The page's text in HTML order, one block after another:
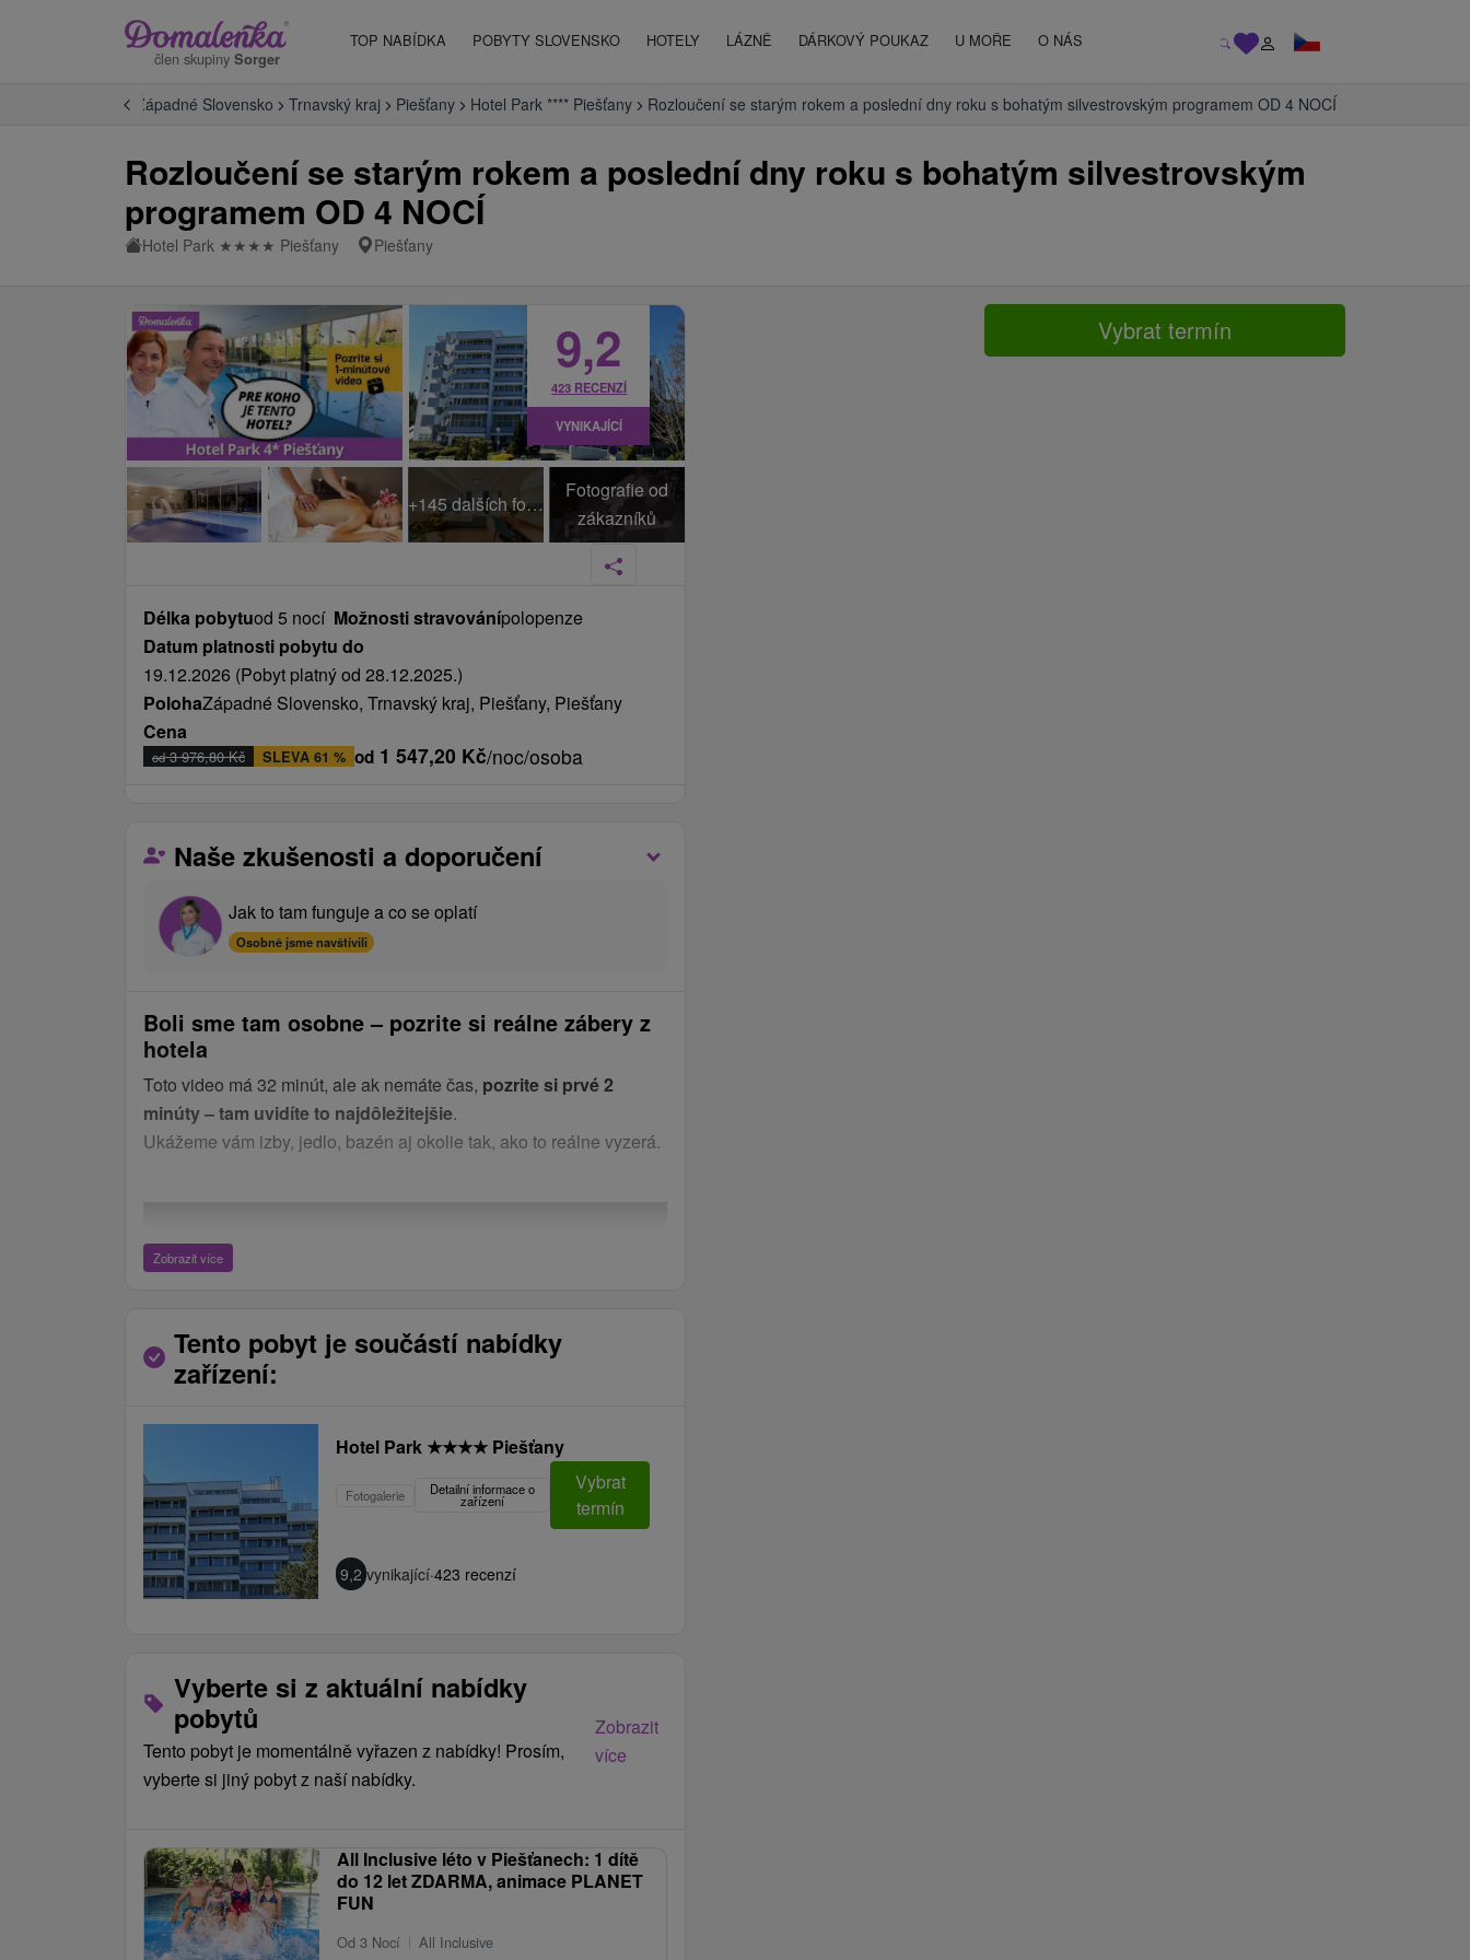
člen skupiny Sorger
TOP NABÍDKA POBYTY SLOVENSKO HOTELY LÁZNĚ DÁRKOVÝ POUKAZ U MOŘE O NÁS
Západné Slovensko Trnavský kraj Piešťany Hotel Park **** Piešťany Rozloučení se starým rokem a poslední dny roku s bohatým silvestrovským programem OD 4 NOCÍ
Rozloučení se starým rokem a poslední dny roku s bohatým silvestrovským
programem OD 4 NOCÍ
Hotel Park ★ ★ ★ ★ Piešťany Piešťany
Vybrat termín
+145 dalších fotek
Fotografie od
zákazníků
9,2
423 RECENZÍ
VYNIKAJÍCÍ
Délka pobytuod 5 nocí Možnosti stravovánípolopenze
Datum platnosti pobytu do
19.12.2026 (Pobyt platný od 28.12.2025.)
PolohaZápadné Slovensko, Trnavský kraj, Piešťany, Piešťany
Cena
od3 976,80Kč SLEVA 61 % od 1 547,20 Kč/noc/osoba
Naše zkušenosti a doporučení
Jak to tam funguje a co se oplatí
Osobně jsme navštívili
Boli sme tam osobne – pozrite si reálne zábery z
hotela
Toto video má 32 minút, ale ak nemáte čas, pozrite si prvé 2
minúty – tam uvidíte to najdôležitejšie.
Ukážeme vám izby, jedlo, bazén aj okolie tak, ako to reálne vyzerá.
Najviac si ho užijú páry, klienti 50+ alebo starí rodičia s vnúčatami.
V lete je vhodný aj pre rodiny s deťmi vďaka animáciám, ktoré
pripravujú profesionálni animátori zo Saturu.
Najväčší dôvod, prečo ho odporúčame
Je to kombinácia prostredia a toho, že sa tu nenudíte.
Máte tu pokoj, zeleň, rieku, ale zároveň veľa možností – procedúry,
Zobrazit více
Tento pobyt je součástí nabídky
zařízení:
Hotel Park ★★★★ Piešťany
Fotogalerie Detailní informace o
zařízení
Vybrat
termín
9,2 vynikající·423 recenzí
Vyberte si z aktuální nabídky
pobytů
Tento pobyt je momentálně vyřazen z nabídky! Prosím,
vyberte si jiný pobyt z naší nabídky.
Zobrazit
více
All Inclusive léto v Piešťanech: 1 dítě
do 12 let ZDARMA, animace PLANET
FUN
Od 3 Nocí
All Inclusive